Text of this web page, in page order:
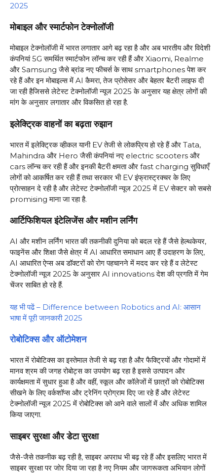
2025
मोबाइल और स्मार्टफोन टेक्नोलॉजी
मोबाइल टेक्नोलॉजी में भारत लगातार आगे बढ़ रहा है और अब भारतीय और विदेशी
कंपनियां 5G समर्थित स्मार्टफोन लॉन्च कर रही हैं और Xiaomi, Realme
और Samsung जैसे ब्रांड नए फीचर्स के साथ smartphones पेश कर
रहे हैं और इन मोबाइल्स में AI कैमरा, तेज प्रोसेसर और बेहतर बैटरी लाइफ दी
जा रही हैजिससे लेटेस्ट टेक्नोलॉजी न्यूज 2025 के अनुसार यह क्षेत्र लोगों की
मांग के अनुसार लगातार और विकसित हो रहा है.
इलेक्ट्रिक वाहनों का बढ़ता रुझान
भारत में इलेक्ट्रिक व्हीकल यानी EV तेजी से लोकप्रिय हो रहे हैं और Tata,
Mahindra और Hero जैसी कंपनियां नए electric scooters और
cars लॉन्च कर रही हैं और इनकी बैटरी क्षमता और fast charging सुविधाएँ
लोगों को आकर्षित कर रही हैं तथा सरकार भी EV इंफ्रास्ट्रक्चर के लिए
प्रोत्साहन दे रही है और लेटेस्ट टेक्नोलॉजी न्यूज 2025 में EV सेक्टर को सबसे
promising माना जा रहा है.
आर्टिफिशियल इंटेलिजेंस और मशीन लर्निंग
AI और मशीन लर्निंग भारत की तकनीकी दुनिया को बदल रहे हैं जैसे हेल्थकेयर,
फाइनेंस और शिक्षा जैसे क्षेत्र में AI आधारित समाधान आए हैं उदाहरण के लिए,
AI आधारित ऐप्स अब डॉक्टरों को रोग पहचानने में मदद कर रहे हैं व लेटेस्ट
टेक्नोलॉजी न्यूज 2025 के अनुसार AI innovations देश की प्रगति में गेम
चेंजर साबित हो रहे हैं.
यह भी पढें – Difference between Robotics and AI: आसान
भाषा में पूरी जानकारी 2025
रोबोटिक्स और ऑटोमेशन
भारत में रोबोटिक्स का इस्तेमाल तेजी से बढ़ रहा है और फैक्ट्रियों और गोदामों में
मानव श्रम की जगह रोबोट्स का उपयोग बढ़ रहा है इससे उत्पादन और
कार्यक्षमता में सुधार हुआ है और वहीं, स्कूल और कॉलेजों में छात्रों को रोबोटिक्स
सीखने के लिए वर्कशॉप्स और ट्रेनिंग प्रोग्राम दिए जा रहे हैं और लेटेस्ट
टेक्नोलॉजी न्यूज 2025 में रोबोटिक्स को आने वाले सालों में और अधिक शामिल
किया जाएगा.
साइबर सुरक्षा और डेटा सुरक्षा
जैसे-जैसे तकनीक बढ़ रही है, साइबर अपराध भी बढ़ रहे हैं और इसलिए भारत में
साइबर सुरक्षा पर जोर दिया जा रहा है नए नियम और जागरूकता अभियान लोगों